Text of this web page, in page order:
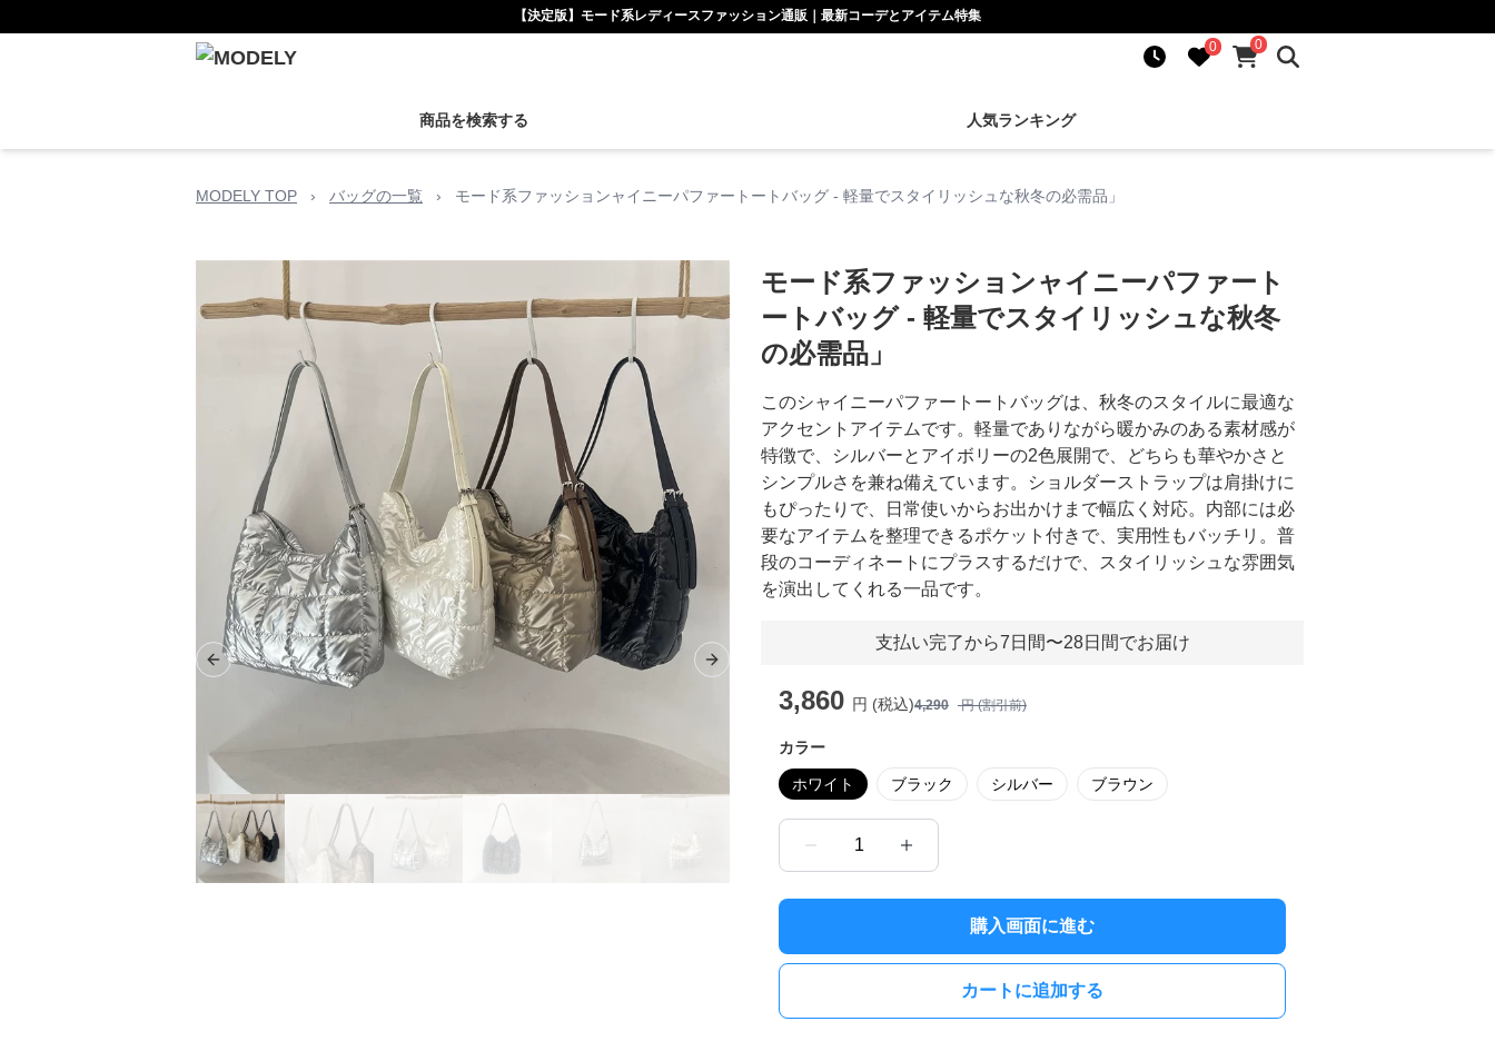
【決定版】モード系レディースファッション通販｜最新コーデとアイテム特集
0
0
商品を検索する 人気ランキング
MODELY TOP › バッグの一覧 › モード系ファッションャイニーパファートートバッグ - 軽量でスタイリッシュな秋冬の必需品」
Previous slide Next slide
モード系ファッションャイニーパファート
ートバッグ - 軽量でスタイリッシュな秋冬
の必需品」
このシャイニーパファートートバッグは、秋冬のスタイルに最適な
アクセントアイテムです。軽量でありながら暖かみのある素材感が
特徴で、シルバーとアイボリーの2色展開で、どちらも華やかさと
シンプルさを兼ね備えています。ショルダーストラップは肩掛けに
もぴったりで、日常使いからお出かけまで幅広く対応。内部には必
要なアイテムを整理できるポケット付きで、実用性もバッチリ。普
段のコーディネートにプラスするだけで、スタイリッシュな雰囲気
を演出してくれる一品です。
支払い完了から7日間〜28日間でお届け
3,860 円 (税込)4,290 円 (割引前)
カラー
ホワイト ブラック シルバー ブラウン
1
購入画面に進む
カートに追加する